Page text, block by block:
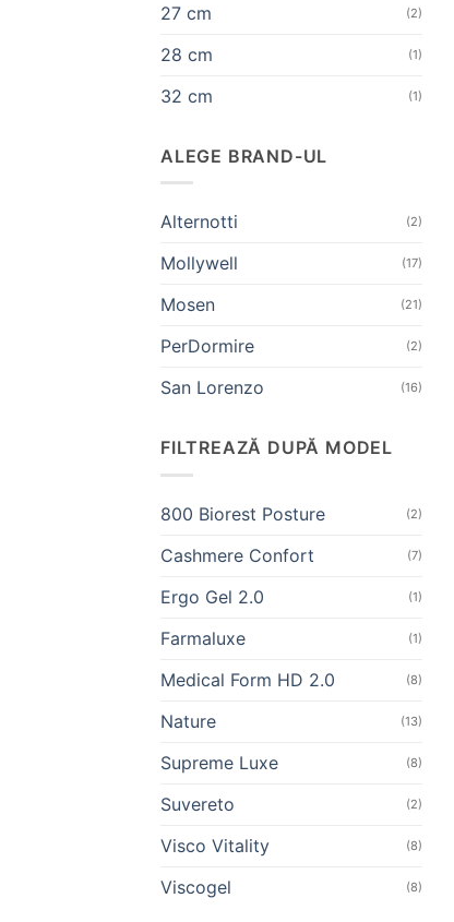
27 cm (2)
28 cm (1)
32 cm (1)
ALEGE BRAND-UL
Alternotti (2)
Mollywell (17)
Mosen (21)
PerDormire (2)
San Lorenzo (16)
FILTREAZĂ DUPĂ MODEL
800 Biorest Posture (2)
Cashmere Confort (7)
Ergo Gel 2.0 (1)
Farmaluxe (1)
Medical Form HD 2.0 (8)
Nature (13)
Supreme Luxe (8)
Suvereto (2)
Visco Vitality (8)
Viscogel (8)